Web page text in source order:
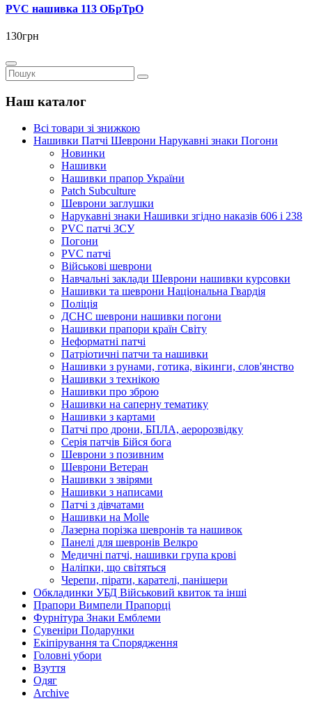
PVC нашивка 113 ОБрТрО
130грн
Наш каталог
Всі товари зі знижкою
Нашивки Патчі Шеврони Нарукавні знаки Погони
Новинки
Нашивки
Нашивки прапор України
Рatch Subculture
Шеврони заглушки
Нарукавні знаки Нашивки згідно наказів 606 і 238
PVC патчі ЗСУ
Погони
PVC патчі
Військові шеврони
Навчальні заклади Шеврони нашивки курсовки
Нашивки та шеврони Національна Гвардія
Поліція
ДСНС шеврони нашивки погони
Нашивки прапори країн Світу
Неформатні патчі
Патріотичні патчи та нашивки
Нашивки з рунами, готика, вікинги, слов'янство
Нашивки з технікою
Нашивки про зброю
Нашивки на саперну тематику
Нашивки з картами
Патчі про дрони, БПЛА, аеророзвідку
Серія патчів Бійся бога
Шеврони з позивним
Шеврони Ветеран
Нашивки з звірями
Нашивки з написами
Патчі з дівчатами
Нашивки на Molle
Лазерна порізка шевронів та нашивок
Панелі для шевронів Велкро
Медичні патчі, нашивки група крові
Наліпки, що світяться
Черепи, пірати, карателі, панішери
Обкладинки УБД Військовий квиток та інші
Прапори Вимпели Прапорці
Фурнітура Знаки Емблеми
Сувеніри Подарунки
Екіпірування та Спорядження
Головні убори
Взуття
Одяг
Archive